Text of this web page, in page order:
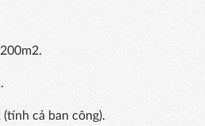
(tính cả ban công).